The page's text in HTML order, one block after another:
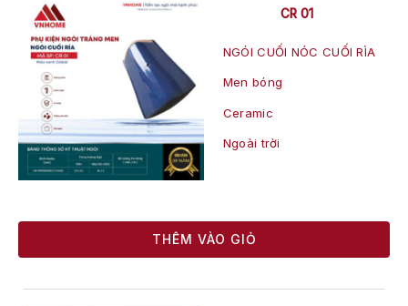
CR 01
NGÓI CUỐI NÓC CUỐI RÌA
Men bóng
Ceramic
Ngoài trời
THÊM VÀO GIỎ